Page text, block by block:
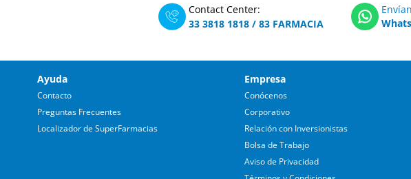
Contact Center:
33 3818 1818 / 83 FARMACIA
Ayuda
Contacto
Preguntas Frecuentes
Localizador de SuperFarmacias
Empresa
Conócenos
Corporativo
Relación con Inversionistas
Bolsa de Trabajo
Aviso de Privacidad